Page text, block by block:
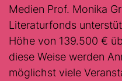
Medien Prof. Monika
Literaturfonds
Höhe von 139.500 €
diese Weise werden
möglichst viele